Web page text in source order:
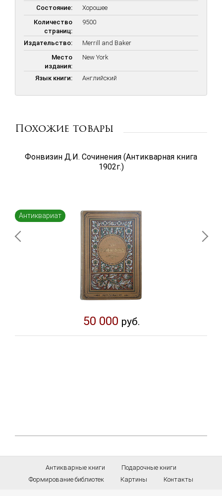
Состояние:
Хорошее
Количество
страниц:
9500
Издательство:
Merrill and Baker
Место
издания:
New York
Язык книги: Английский
Похожие товары
Фонвизин Д.И. Сочинения (Антикварная книга
1902г.)
Антиквариат
50 000 руб.
Антикварные книги
Подарочные книги
Формирование библиотек
Картины Контакты